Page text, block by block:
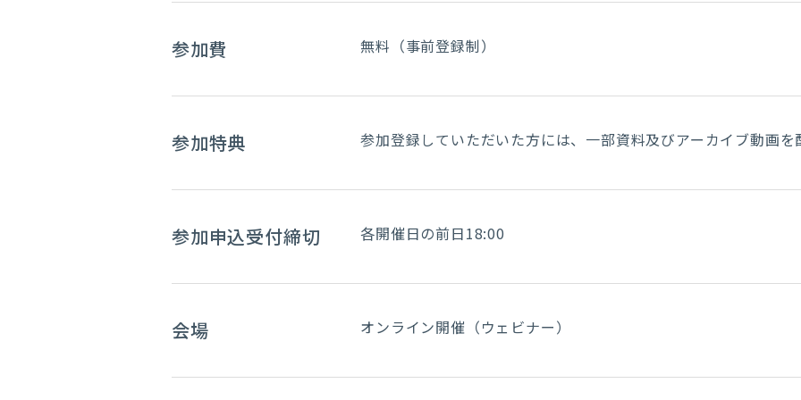
参加費 無料（事前登録制）
参加特典 参加登録していただいた方には、一部資料及びアーカイブ動画を
参加申込受付締切 各開催日の前日18:00
会場 オンライン開催（ウェビナー）